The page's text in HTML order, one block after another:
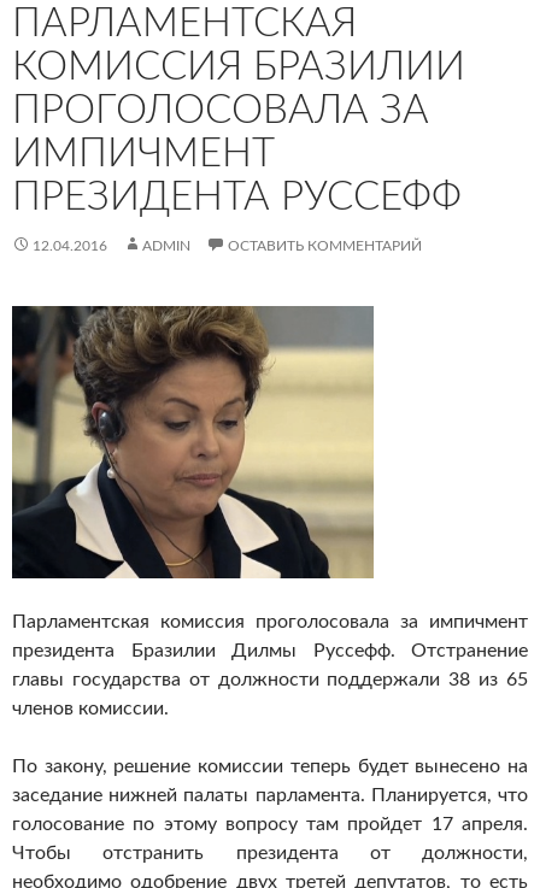
ПАРЛАМЕНТСКАЯ
КОМИССИЯ БРАЗИЛИИ
ПРОГОЛОСОВАЛА ЗА
ИМПИЧМЕНТ
ПРЕЗИДЕНТА РУССЕФФ
12.04.2016 ADMIN ОСТАВИТЬ КОММЕНТАРИЙ
Парламентская комиссия проголосовала за импичмент
президента Бразилии Дилмы Руссефф. Отстранение
главы государства от должности поддержали 38 из 65
членов комиссии.
По закону, решение комиссии теперь будет вынесено на
заседание нижней палаты парламента. Планируется, что
голосование по этому вопросу там пройдет 17 апреля.
Чтобы отстранить президента от должности,
необходимо одобрение двух третей депутатов, то есть